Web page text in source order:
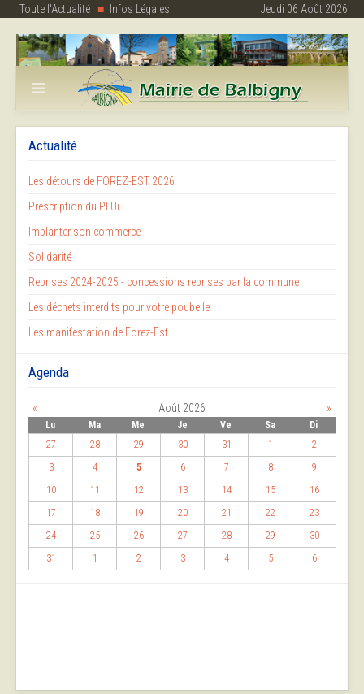
Toute l'Actualité Infos Légales Jeudi 06 Août 2026
Actualité
Les détours de FOREZ-EST 2026
Prescription du PLUi
Implanter son commerce
Solidarité
Reprises 2024-2025 - concessions reprises par la commune
Les déchets interdits pour votre poubelle
Les manifestation de Forez-Est
Agenda
« Août 2026 »
Lu Ma Me Je Ve Sa
Di
27
28 29 30 31 1
2
3
4 5 6 7 8
9
10
11 12 13 14 15
16
17
18 19 20 21 22
23
24
25 26 27 28 29
30
31
1 2 3 4 5 6